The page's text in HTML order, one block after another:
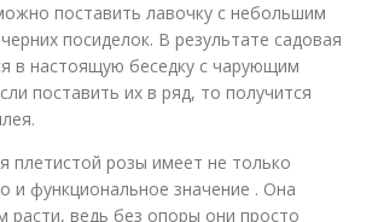
поставить лавочку с небольшим
посиделок. В результате садовая
в настоящую беседку с чарующим
поставить их в ряд, то получится
плетистой розы имеет не только
и функциональное значение . Она
расти, ведь без опоры они просто